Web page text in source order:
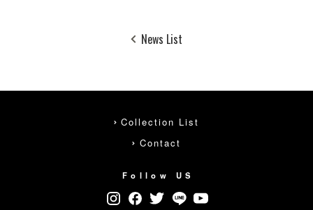
News List
Collection List
Contact
Follow US